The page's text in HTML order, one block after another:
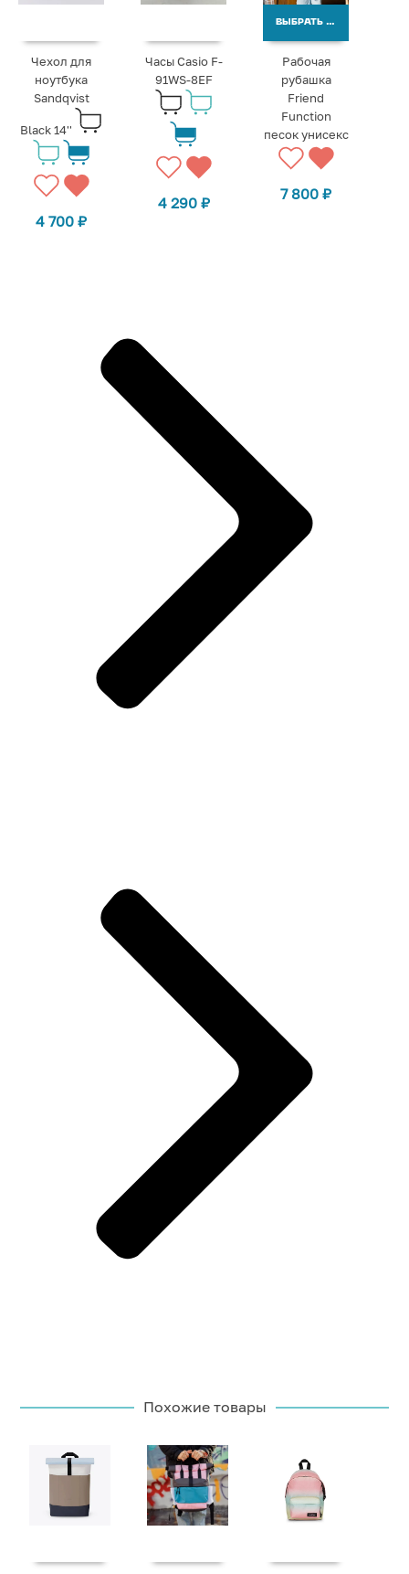
Чехол для
ноутбука
Sandqvist
Black 14''
4 700₽
Часы Casio F-
91WS-8EF
4 290 ₽
ВЫБРАТЬ ВАРИАНТЫ
Рабочая
рубашка
Friend
Function
песок унисекс
7 800₽
Похожие товары